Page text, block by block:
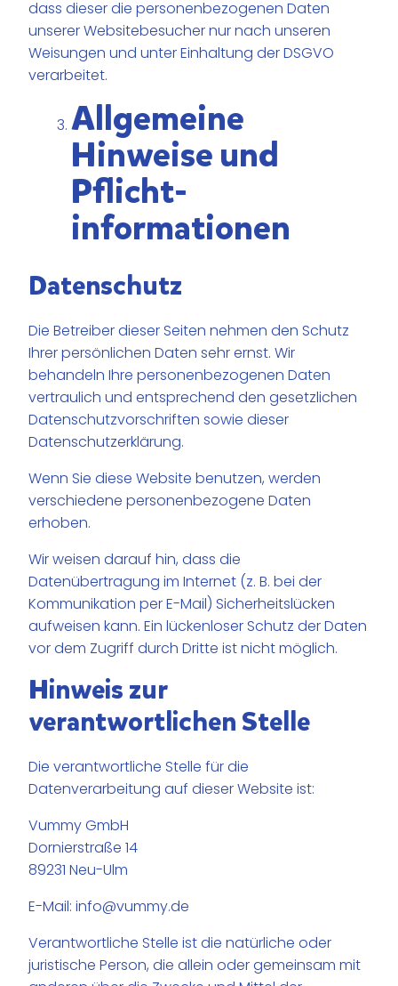
dass dieser die personenbezogenen Daten
unserer Websitebesucher nur nach unseren
Weisungen und unter Einhaltung der DSGVO
verarbeitet.
Allgemeine
Hinweise und
Pflicht­
informationen
Datenschutz
Die Betreiber dieser Seiten nehmen den Schutz
Ihrer persönlichen Daten sehr ernst. Wir
behandeln Ihre personenbezogenen Daten
vertraulich und entsprechend den gesetzlichen
Datenschutzvorschriften sowie dieser
Datenschutzerklärung.
Wenn Sie diese Website benutzen, werden
verschiedene personenbezogene Daten
erhoben.
Wir weisen darauf hin, dass die
Datenübertragung im Internet (z. B. bei der
Kommunikation per E-Mail) Sicherheitslücken
aufweisen kann. Ein lückenloser Schutz der Daten
vor dem Zugriff durch Dritte ist nicht möglich.
Hinweis zur
verantwortlichen Stelle
Die verantwortliche Stelle für die
Datenverarbeitung auf dieser Website ist:
Vummy GmbH
Dornierstraße 14
89231 Neu-Ulm
E-Mail:info@vummy.de
Verantwortliche Stelle ist die natürliche oder
juristische Person, die allein oder gemeinsam mit